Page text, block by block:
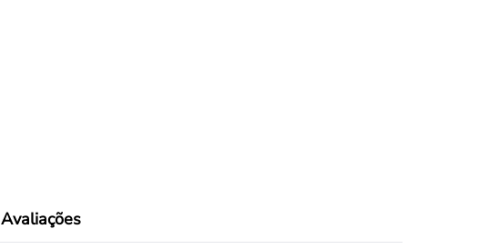
Avaliações